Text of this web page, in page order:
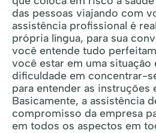
das pessoas viajando com
assistência profissional é
própria língua, para sua
você entende tudo
você estar em uma situação
dificuldade em concentrar-
para entender as instruções
Basicamente, a assistência
compromisso da empresa
em todos os aspectos em